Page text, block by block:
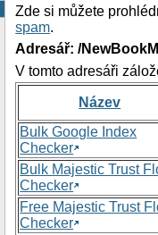
Zde si můžete
spam.
Adresář: /
V tomto adresáři
Název
Bulk Google Index
Checker
Bulk Majestic Trust
Checker
Free Majestic Trust
Checker